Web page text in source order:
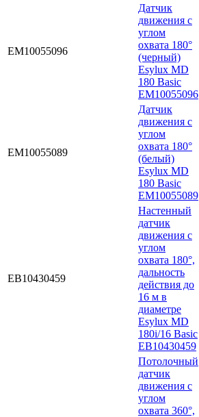
EM10055096
Датчик
движения с
углом
охвата 180°
(черный)
Esylux MD
180 Basic
EM10055096
EM10055089
Датчик
движения с
углом
охвата 180°
(белый)
Esylux MD
180 Basic
EM10055089
EB10430459
Настенный
датчик
движения с
углом
охвата 180°,
дальность
действия до
16 м в
диаметре
Esylux MD
180i/16 Basic
EB10430459
Потолочный
датчик
движения с
углом
охвата 360°,